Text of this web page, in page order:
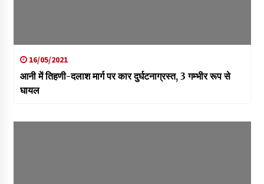
16/05/2021
आनी में तिहणी-दलाश मार्ग पर कार दुर्घटनाग्रस्त, 3 गम्भीर रूप से
घायल